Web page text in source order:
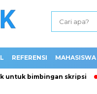
REFERENSI MAHASISWA
bimbingan skripsi